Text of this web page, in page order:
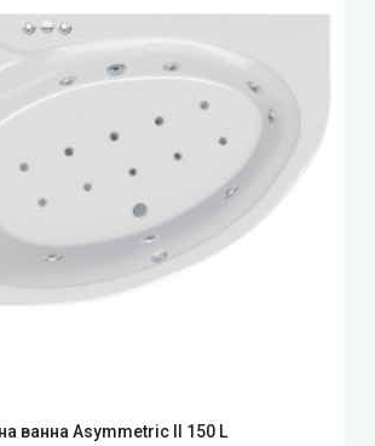
ванна Asymmetric II 150 L